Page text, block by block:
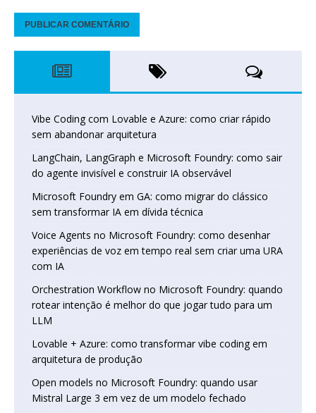
Vibe Coding com Lovable e Azure: como criar rápido
sem abandonar arquitetura
LangChain, LangGraph e Microsoft Foundry: como sair
do agente invisível e construir IA observável
Microsoft Foundry em GA: como migrar do clássico
sem transformar IA em dívida técnica
Voice Agents no Microsoft Foundry: como desenhar
experiências de voz em tempo real sem criar uma URA
com IA
Orchestration Workflow no Microsoft Foundry: quando
rotear intenção é melhor do que jogar tudo para um
LLM
Lovable + Azure: como transformar vibe coding em
arquitetura de produção
Open models no Microsoft Foundry: quando usar
Mistral Large 3 em vez de um modelo fechado